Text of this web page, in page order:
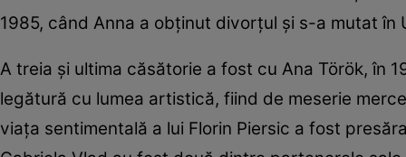
1985, când Anna a obținut divorțul și s-a mutat în
A treia și ultima căsătorie a fost cu Ana Török, în
legătură cu lumea artistică, fiind de meserie
viața sentimentală a lui Florin Piersic a fost